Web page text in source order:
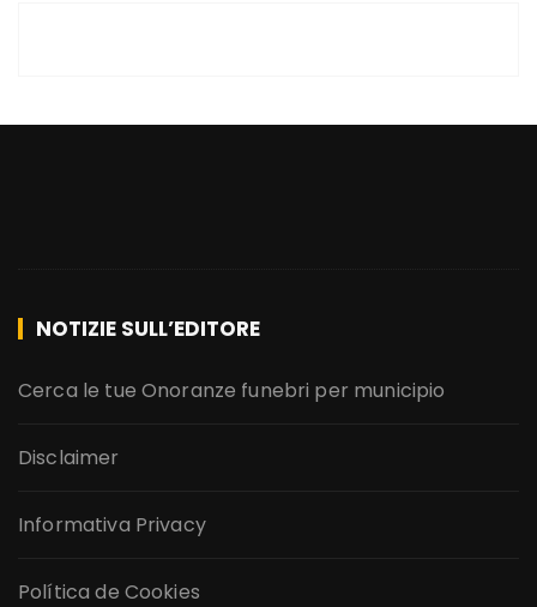
NOTIZIE SULL’EDITORE
Cerca le tue Onoranze funebri per municipio
Disclaimer
Informativa Privacy
Política de Cookies